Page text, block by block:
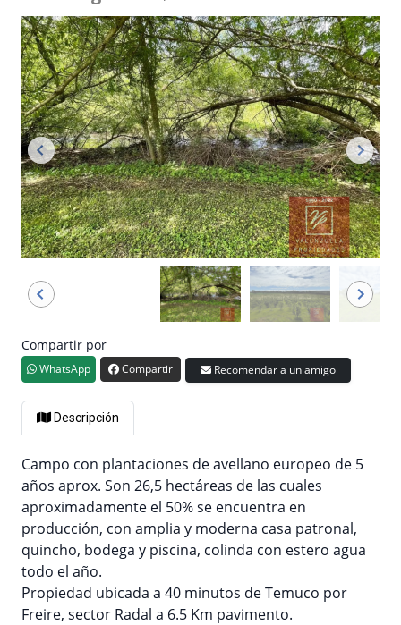
Compartir por
WhatsApp Compartir Recomendar a un amigo
Descripción
Campo con plantaciones de avellano europeo de 5
años aprox. Son 26,5 hectáreas de las cuales
aproximadamente el 50% se encuentra en
producción, con amplia y moderna casa patronal,
quincho, bodega y piscina, colinda con estero agua
todo el año.
Propiedad ubicada a 40 minutos de Temuco por
Freire, sector Radal a 6.5 Km pavimento.